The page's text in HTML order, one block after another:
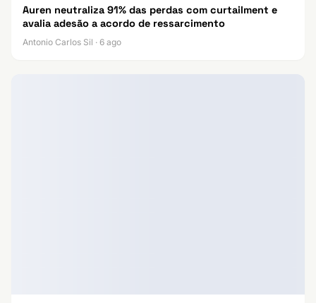
Auren neutraliza 91% das perdas com curtailment e
avalia adesão a acordo de ressarcimento
Antonio Carlos Sil · 6 ago